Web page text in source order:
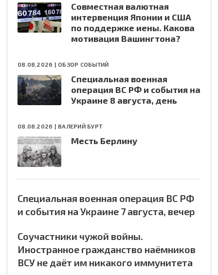
Совместная валютная
интервенция Японии и США
по поддержке иены. Какова
мотивация Вашингтона?
08.08.2026 | ОБЗОР СОБЫТИЙ
Специальная военная
операция ВС РФ и события на
Украине 8 августа, день
08.08.2026 | ВАЛЕРИЙ БУРТ
Месть Берлину
Специальная военная операция ВС РФ
и события на Украине 7 августа, вечер
Соучастники чужой войны.
Иностранное гражданство наёмников
ВСУ не даёт им никакого иммунитета